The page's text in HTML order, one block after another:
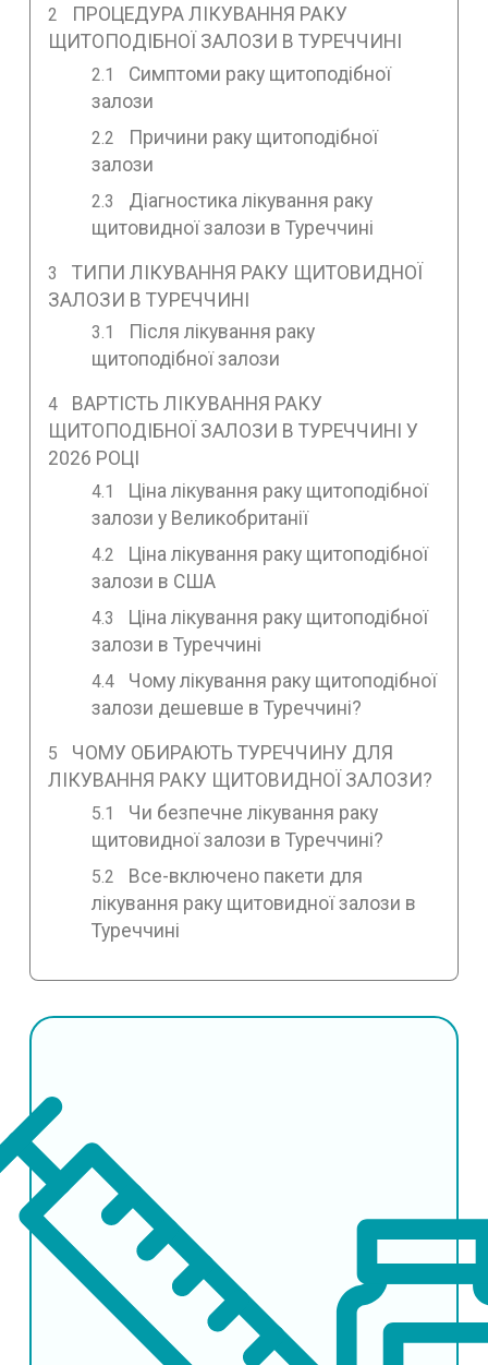
ПРОЦЕДУРА ЛІКУВАННЯ РАКУ
ЩИТОПОДІБНОЇ ЗАЛОЗИ В ТУРЕЧЧИНІ
Симптоми раку щитоподібної
залози
Причини раку щитоподібної
залози
Діагностика лікування раку
щитовидної залози в Туреччині
ТИПИ ЛІКУВАННЯ РАКУ ЩИТОВИДНОЇ
ЗАЛОЗИ В ТУРЕЧЧИНІ
Після лікування раку
щитоподібної залози
ВАРТІСТЬ ЛІКУВАННЯ РАКУ
ЩИТОПОДІБНОЇ ЗАЛОЗИ В ТУРЕЧЧИНІ У
2026 РОЦІ
Ціна лікування раку щитоподібної
залози у Великобританії
Ціна лікування раку щитоподібної
залози в США
Ціна лікування раку щитоподібної
залози в Туреччині
Чому лікування раку щитоподібної
залози дешевше в Туреччині?
ЧОМУ ОБИРАЮТЬ ТУРЕЧЧИНУ ДЛЯ
ЛІКУВАННЯ РАКУ ЩИТОВИДНОЇ ЗАЛОЗИ?
Чи безпечне лікування раку
щитовидної залози в Туреччині?
Все-включено пакети для
лікування раку щитовидної залози в
Туреччині